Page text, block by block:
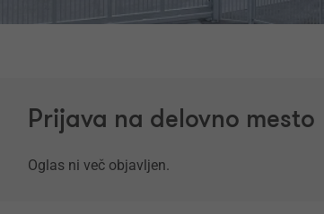
Prijava na delovno mesto
Oglas ni več objavljen.